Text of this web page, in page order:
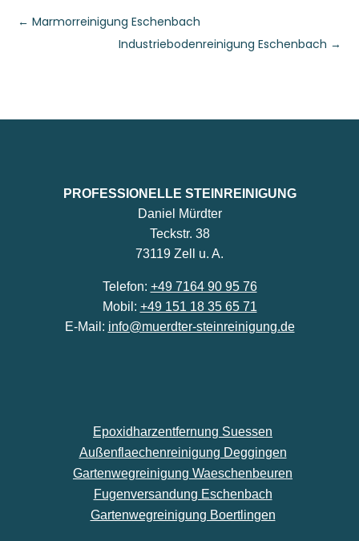
←Marmorreinigung Eschenbach
Industriebodenreinigung Eschenbach →
PROFESSIONELLE STEINREINIGUNG
Daniel Mürdter
Teckstr. 38
73119 Zell u. A.
Telefon: +49 7164 90 95 76
Mobil: +49 151 18 35 65 71
E-Mail: info@muerdter-steinreinigung.de
Epoxidharzentfernung Suessen
Außenflaechenreinigung Deggingen
Gartenwegreinigung Waeschenbeuren
Fugenversandung Eschenbach
Gartenwegreinigung Boertlingen